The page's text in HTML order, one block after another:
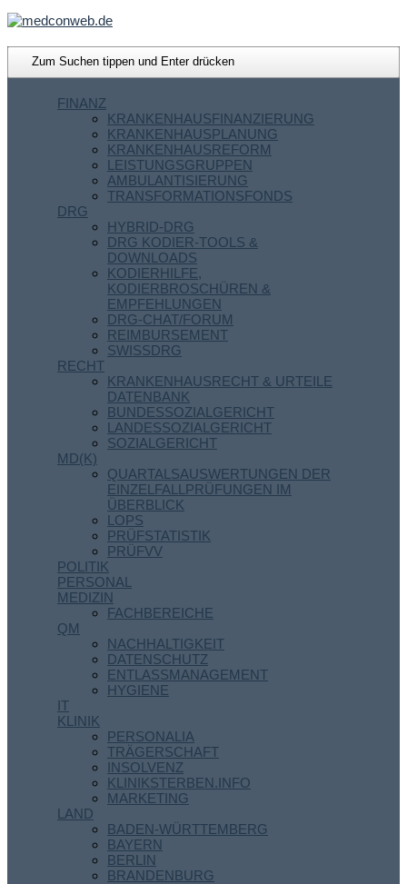
FINANZ
KRANKENHAUSFINANZIERUNG
KRANKENHAUSPLANUNG
KRANKENHAUSREFORM
LEISTUNGSGRUPPEN
AMBULANTISIERUNG
TRANSFORMATIONSFONDS
DRG
HYBRID-DRG
DRG KODIER-TOOLS &
DOWNLOADS
KODIERHILFE,
KODIERBROSCHÜREN &
EMPFEHLUNGEN
DRG-CHAT/FORUM
REIMBURSEMENT
SWISSDRG
RECHT
KRANKENHAUSRECHT & URTEILE
DATENBANK
BUNDESSOZIALGERICHT
LANDESSOZIALGERICHT
SOZIALGERICHT
MD(K)
QUARTALSAUSWERTUNGEN DER
EINZELFALLPRÜFUNGEN IM
ÜBERBLICK
LOPS
PRÜFSTATISTIK
PRÜFVV
POLITIK
PERSONAL
MEDIZIN
FACHBEREICHE
QM
NACHHALTIGKEIT
DATENSCHUTZ
ENTLASSMANAGEMENT
HYGIENE
IT
KLINIK
PERSONALIA
TRÄGERSCHAFT
INSOLVENZ
KLINIKSTERBEN.INFO
MARKETING
LAND
BADEN-WÜRTTEMBERG
BAYERN
BERLIN
BRANDENBURG